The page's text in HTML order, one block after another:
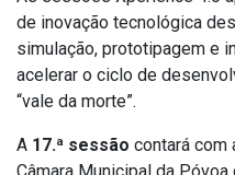
de inovação tecnológica
simulação, prototipagem e
acelerar o ciclo de
“vale da morte”.
A 17.ª sessão contará com